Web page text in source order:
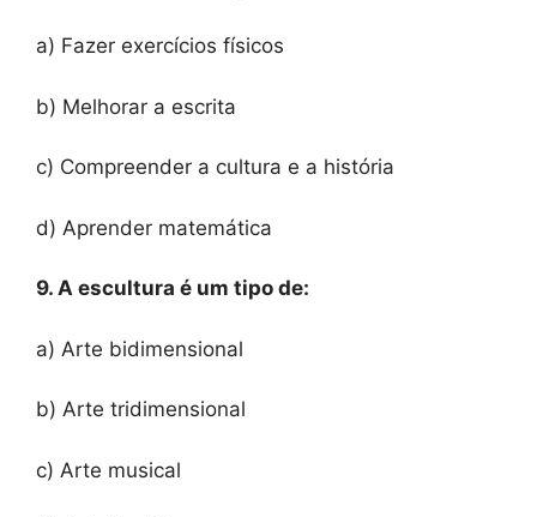
a) Fazer exercícios físicos
b) Melhorar a escrita
c) Compreender a cultura e a história
d) Aprender matemática
9. A escultura é um tipo de:
a) Arte bidimensional
b) Arte tridimensional
c) Arte musical